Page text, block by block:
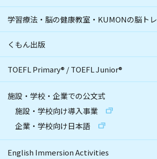
学習療法・脳の健康教室・KUMONの脳トレ
くもん出版
TOEFL Primary® /TOEFL Junior®
施設・学校・企業での公文式
施設・学校向け導入事業
企業・学校向け日本語
English Immersion Activities